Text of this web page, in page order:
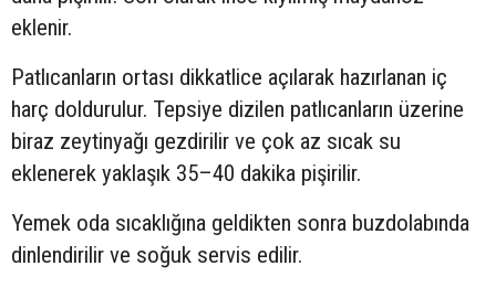
eklenir.
Patlıcanların ortası dikkatlice açılarak hazırlanan iç
harç doldurulur. Tepsiye dizilen patlıcanların üzerine
biraz zeytinyağı gezdirilir ve çok az sıcak su
eklenerek yaklaşık 35–40 dakika pişirilir.
Yemek oda sıcaklığına geldikten sonra buzdolabında
dinlendirilir ve soğuk servis edilir.